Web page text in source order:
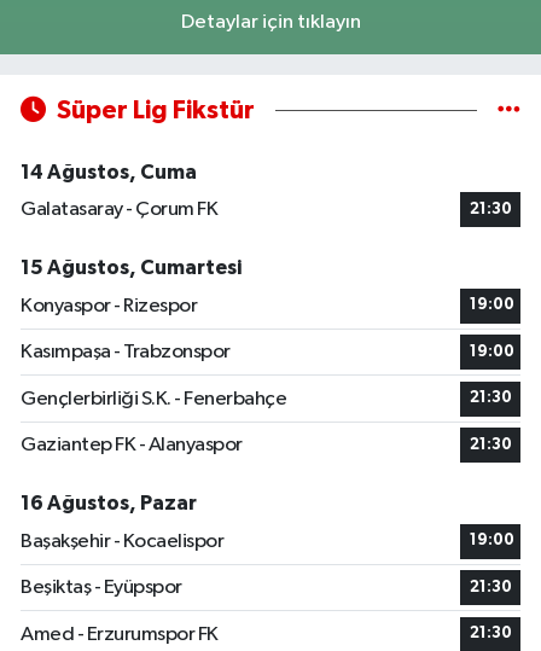
Detaylar için tıklayın
Süper Lig Fikstür
14 Ağustos, Cuma
Galatasaray - Çorum FK
21:30
15 Ağustos, Cumartesi
Konyaspor - Rizespor
19:00
Kasımpaşa - Trabzonspor 19:00
Gençlerbirliği S.K. - Fenerbahçe 21:30
Gaziantep FK - Alanyaspor 21:30
16 Ağustos, Pazar
Başakşehir - Kocaelispor
19:00
Beşiktaş - Eyüpspor 21:30
Amed - Erzurumspor FK 21:30